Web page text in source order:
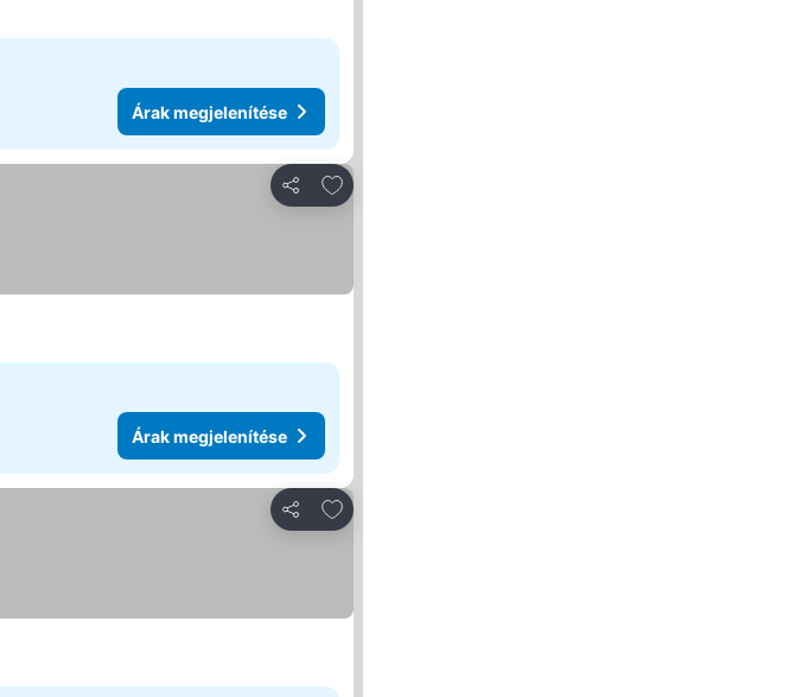
Árak megjelenítése
Megosztás
Hozzáadás a kedvencekhez
Árak megjelenítése
Megosztás
Hozzáadás a kedvencekhez